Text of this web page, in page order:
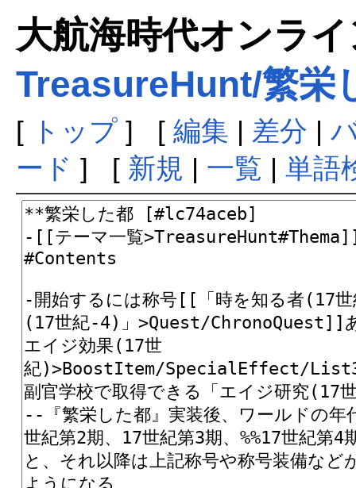
大航海時代オンラ
TreasureHunt/繁栄
[ トップ] [ 編集 | 差分 |
ード ] [ 新規 | 一覧 | 単語